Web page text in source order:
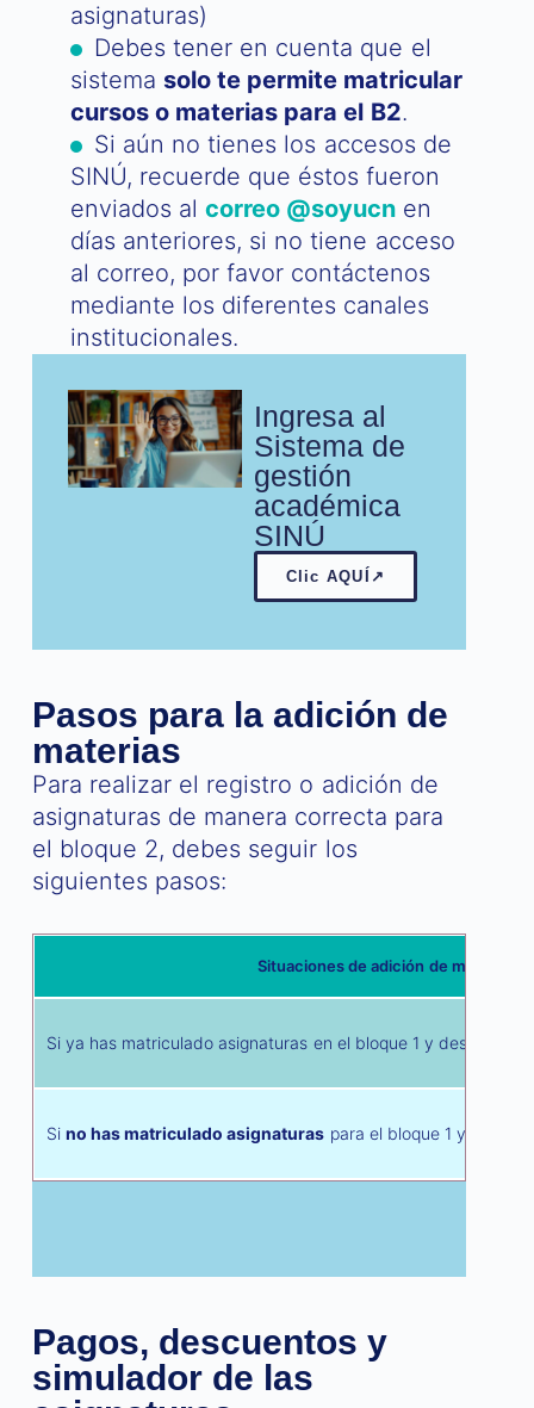
asignaturas)
Debes tener en cuenta que el
sistema solo te permite matricular
cursos o materias para el B2.
Si aún no tienes los accesos de
SINÚ, recuerde que éstos fueron
enviados alcorreo @soyucn en
días anteriores, si no tiene acceso
al correo, por favor contáctenos
mediante los diferentes canales
institucionales.
Ingresa al
Sistema de
gestión
académica
SINÚ
Clic AQUÍ↗
Pasos para la adición de
materias
Para realizar el registro o adición de
asignaturas de manera correcta para
el bloque 2, debes seguir los
siguientes pasos:
Situaciones de adición de materias
Si ya has matriculado asignaturas en el bloque 1 y desea
Sino has matriculado asignaturas para el bloque 1 y
Pagos, descuentos y
simulador de las